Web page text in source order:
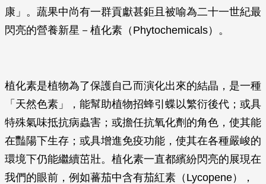
康」。蔬果中尚有一群貢獻甚鉅且被喻為二十一世紀最
閃亮的營養新星－植化素（Phytochemicals）。
植化素是植物為了保護自己而演化出來的結晶，是一種
「天然色素」，能幫助植物招蜂引蝶以繁衍後代；或具
特殊氣味抵抗病蟲害；或擔任抗氧化劑的角色，使其能
在豔陽下生存；或具增進免疫功能，使其在各種嚴峻的
環境下仍能繼續茁壯。植化素一直都繽紛閃亮的展現在
我們的眼前，例如蕃茄中含有茄紅素（Lycopene），